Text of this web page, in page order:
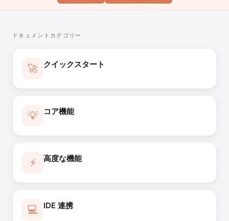
ドキュメントカテゴリー
🚀 クイックスタート
💡 コア機能
⚡ 高度な機能
💻 IDE 連携